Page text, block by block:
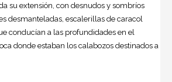
su extensión, con desnudos y sombríos
desmanteladas, escalerillas de caracol
conducían a las profundidades en el
donde estaban los calabozos destinados a